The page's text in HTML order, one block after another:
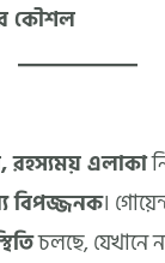
কৌশল
রহস্যময় এলাকা
বিপজ্জনক।
চলছে, যেখানে